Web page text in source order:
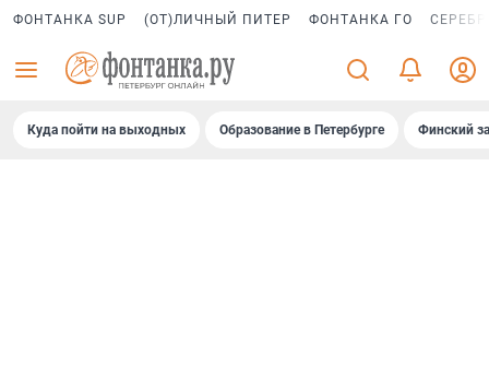
ФОНТАНКА SUP (ОТ)ЛИЧНЫЙ ПИТЕР ФОНТАНКА ГО
Куда пойти на выходных Образование в Петербурге Финский